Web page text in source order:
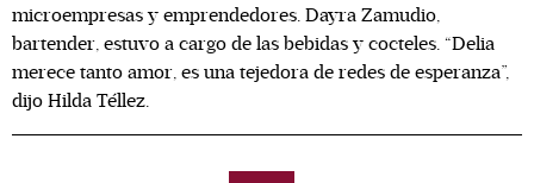
microempresas y emprendedores. Dayra Zamudio,
bartender, estuvo a cargo de las bebidas y cocteles. “Delia
merece tanto amor, es una tejedora de redes de esperanza”,
dijo Hilda Téllez.